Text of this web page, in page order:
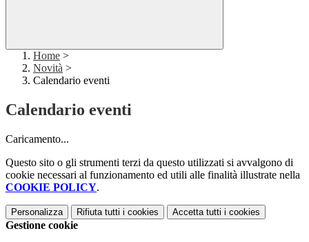
Home >
Novità >
Calendario eventi
Calendario eventi
Caricamento...
Questo sito o gli strumenti terzi da questo utilizzati si avvalgono di
cookie necessari al funzionamento ed utili alle finalità illustrate nella
COOKIE POLICY.
Personalizza Rifiuta tutti i cookies Accetta tutti i cookies
Gestione cookie